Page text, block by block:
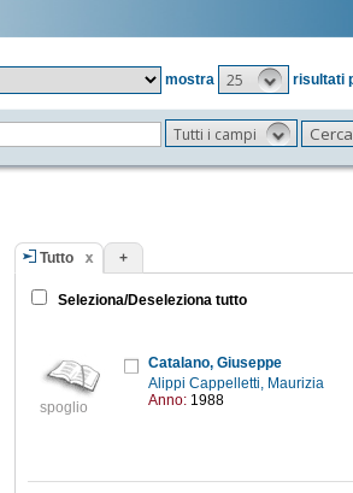
mostra
25 risultati
Tutti i campi
Tutto +
Seleziona/Deseleziona tutto
spoglio
Catalano, Giuseppe
Alippi Cappelletti, Maurizia
Anno: 1988